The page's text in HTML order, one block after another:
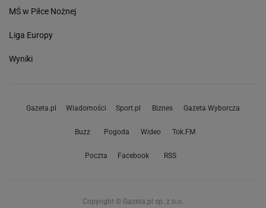
MŚ w Piłce Nożnej
Liga Europy
Wyniki
Gazeta.pl Wiadomości Sport.pl Biznes Gazeta Wyborcza
Buzz Pogoda Wideo Tok.FM
Poczta Facebook RSS
Copyright © Gazeta.pl sp. z o.o.